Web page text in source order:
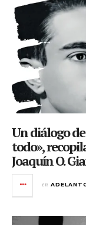
Un diálogo
todo»,
Joaquín O.
en